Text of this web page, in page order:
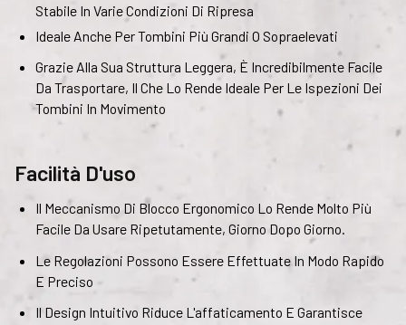
Stabile In Varie Condizioni Di Ripresa
Ideale Anche Per Tombini Più Grandi O Sopraelevati
Grazie Alla Sua Struttura Leggera, È Incredibilmente Facile
Da Trasportare, Il Che Lo Rende Ideale Per Le Ispezioni Dei
Tombini In Movimento
Facilità D'uso
Il Meccanismo Di Blocco Ergonomico Lo Rende Molto Più
Facile Da Usare Ripetutamente, Giorno Dopo Giorno.
Le Regolazioni Possono Essere Effettuate In Modo Rapido
E Preciso
Il Design Intuitivo Riduce L'affaticamento E Garantisce